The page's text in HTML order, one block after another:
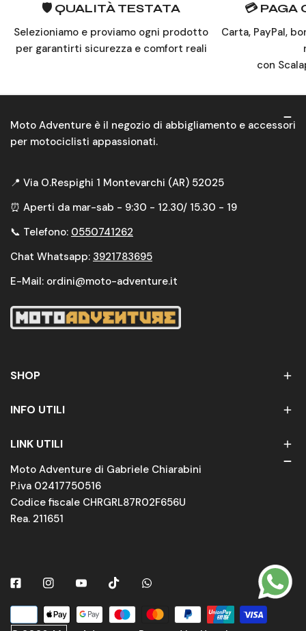
🛡️ QUALITÀ TESTATA
Selezioniamo e proviamo ogni prodotto
per garantirti sicurezza e comfort reali
💳 PAGA
Carta, PayPal,
con
Moto Adventure è il negozio di abbigliamento e accessori
per motociclisti appassionati.
📍 Via O.Respighi 1 Montevarchi (AR) 52025
⏰ Aperti da mar-sab - 9:30 - 12.30/ 15.30 - 19
📞 Telefono: 0550741262
Chat Whatsapp: 3921783695
E-Mail: ordini@moto-adventure.it
SHOP
INFO UTILI
LINK UTILI
Moto Adventure di Gabriele Chiarabini
P.iva 02417750516
Codice fiscale CHRGRL87R02F656U
Rea. 211651
FacebookInstagramYoutubeTiktok